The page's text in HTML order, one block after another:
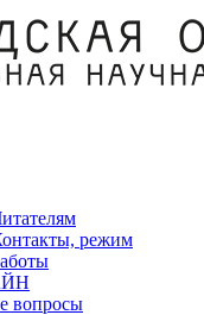
режим
вопросы